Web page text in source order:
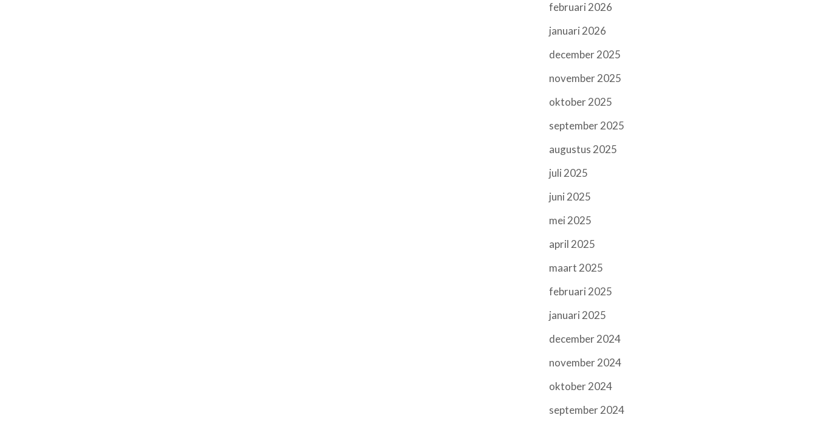
februari 2026
januari 2026
december 2025
november 2025
oktober 2025
september 2025
augustus 2025
juli 2025
juni 2025
mei 2025
april 2025
maart 2025
februari 2025
januari 2025
december 2024
november 2024
oktober 2024
september 2024